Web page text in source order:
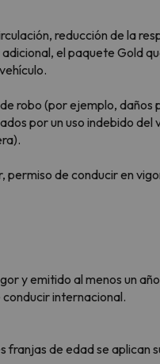
reducción de la
el paquete Gold
robo (por ejemplo, daños
por un uso indebido del
de conducir en
y emitido al menos un
internacional.
franjas de edad se aplican